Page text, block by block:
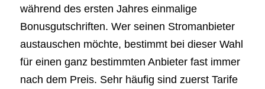
während des ersten Jahres einmalige
Bonusgutschriften. Wer seinen Stromanbieter
austauschen möchte, bestimmt bei dieser Wahl
für einen ganz bestimmten Anbieter fast immer
nach dem Preis. Sehr häufig sind zuerst Tarife